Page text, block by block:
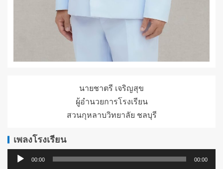
นายชาตรี เจริญสุข
ผู้อำนวยการโรงเรียน
สวนกุหลาบวิทยาลัย ชลบุรี
เพลงโรงเรียน
ตัว
00:00 00:00